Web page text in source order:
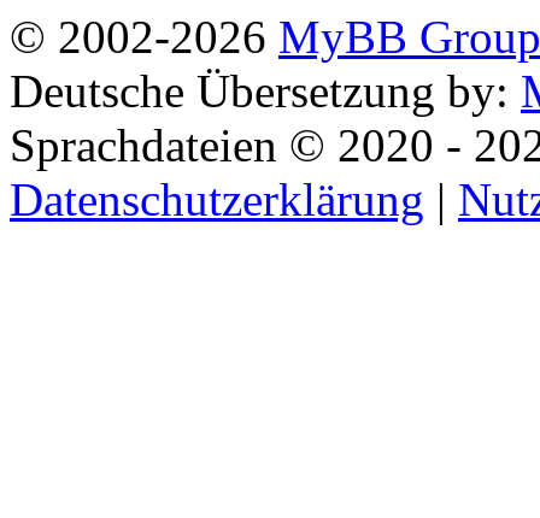
© 2002-2026 MyBB Group
Deutsche Übersetzung by:
Sprachdateien © 2020 -
Datenschutzerklärung |